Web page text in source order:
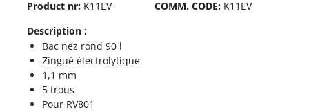
Product nr: K11EV COMM. CODE: K11EV
Description :
Bac nez rond 90 l
Zingué électrolytique
1,1 mm
5 trous
Pour RV801